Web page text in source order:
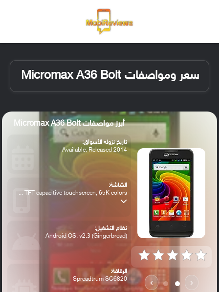
سعر ومواصفات Micromax A36 Bolt
‹
›
أبرز مواصفات Micromax A36 Bolt
تاريخ نزوله الأسواق:
Available. Released 2014
الشاشة:
TFT capacitive touchscreen, 65K colors ...
نظام التشغيل:
Android OS, v2.3 (Gingerbread)
الرقاقة:
Spreadtrum SC6820